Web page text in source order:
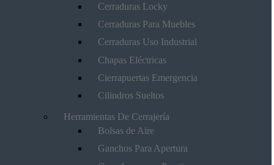
Cerraduras Locky
Cerraduras Para Muebles
Cerraduras Uso Industrial
Chapas Eléctricas
Cierrapuertas Emergencia
Cilindros Sueltos
Herramientas De Cerrajería
Bolsas de Aire
Ganchos Para Apertura